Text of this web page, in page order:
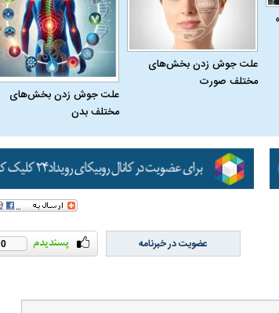
علت جوش زدن بخش‌های
مختلف صورت
علت جوش زدن بخش‌های
مختلف بدن
0 عضویت در خبرنامه